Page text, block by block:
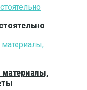
материалы,